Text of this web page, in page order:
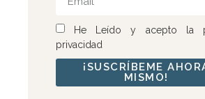
He Leído y acepto la
privacidad
¡SUSCRÍBEME
MISMO!